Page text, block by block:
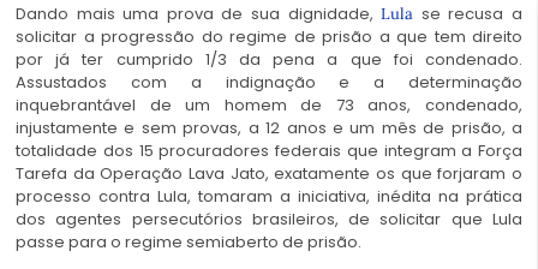
Dando mais uma prova de sua dignidade,Lula se recusa a
solicitar a progressão do regime de prisão a que tem direito
por já ter cumprido 1/3 da pena a que foi condenado.
Assustados com a indignação e a determinação
inquebrantável de um homem de 73 anos, condenado,
injustamente e sem provas, a 12 anos e um mês de prisão, a
totalidade dos 15 procuradores federais que integram a Força
Tarefa da Operação Lava Jato, exatamente os que forjaram o
processo contra Lula, tomaram a iniciativa, inédita na prática
dos agentes persecutórios brasileiros, de solicitar que Lula
passe para o regime semiaberto de prisão.